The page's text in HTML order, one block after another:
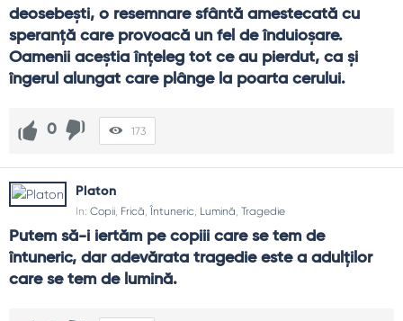
deosebeşti, o resemnare sfântă amestecată cu
speranţă care provoacă un fel de înduioşare.
Oamenii aceştia înţeleg tot ce au pierdut, ca şi
îngerul alungat care plânge la poarta cerului.
0 173
Platon
In: Copii Frică Întuneric Lumină Tragedie
Putem să-i iertăm pe copiii care se tem de
întuneric, dar adevărata tragedie este a adulților
care se tem de lumină.